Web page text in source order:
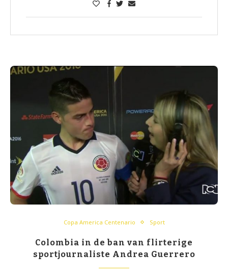
Copa America Centenario Sport
Colombia in de ban van flirterige
sportjournaliste Andrea Guerrero